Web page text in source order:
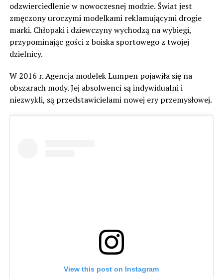
odzwierciedlenie w nowoczesnej modzie. Świat jest
zmęczony uroczymi modelkami reklamującymi drogie
marki. Chłopaki i dziewczyny wychodzą na wybiegi,
przypominając gości z boiska sportowego z twojej
dzielnicy.
W 2016 r. Agencja modelek Lumpen pojawiła się na
obszarach mody. Jej absolwenci są indywidualni i
niezwykli, są przedstawicielami nowej ery przemysłowej.
View this post on Instagram